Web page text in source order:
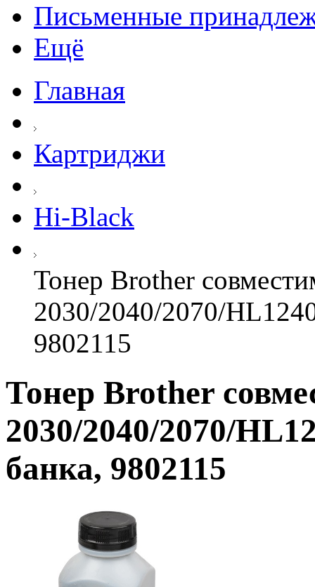
Письменные
Ещё
Главная
Картриджи
Hi-Black
Тонер Brother
2030/2040/2070/
9802115
Тонер Brother
2030/2040/2070/
банка, 9802115